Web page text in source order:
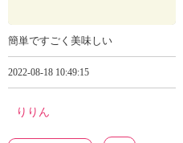
簡単ですごく美味しい
2022-08-18 10:49:15
りりん